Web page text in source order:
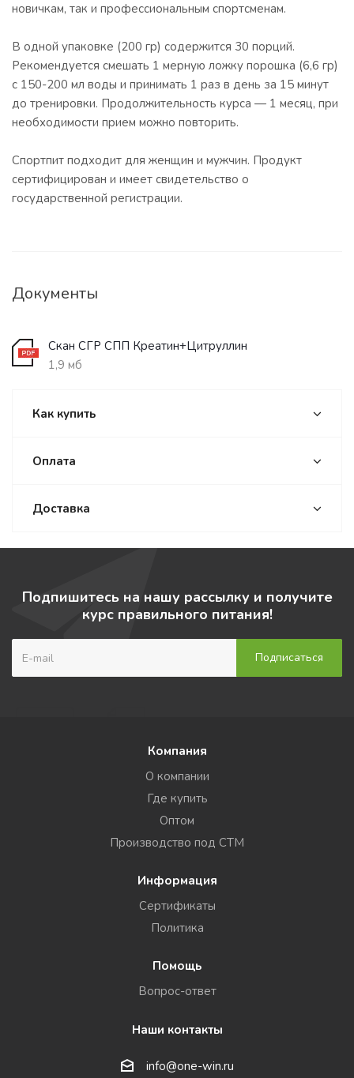
новичкам, так и профессиональным спортсменам.
В одной упаковке (200 гр) содержится 30 порций.
Рекомендуется смешать 1 мерную ложку порошка (6,6 гр)
с 150-200 мл воды и принимать 1 раз в день за 15 минут
до тренировки. Продолжительность курса — 1 месяц, при
необходимости прием можно повторить.
Спортпит подходит для женщин и мужчин. Продукт
сертифицирован и имеет свидетельство о
государственной регистрации.
Документы
Скан СГР СПП Креатин+Цитруллин
1,9 мб
Как купить
Оплата
Доставка
Подпишитесь на нашу рассылку и получите
курс правильного питания!
Компания
О компании
Где купить
Оптом
Производство под СТМ
Информация
Сертификаты
Политика
Помощь
Вопрос-ответ
Наши контакты
info@one-win.ru